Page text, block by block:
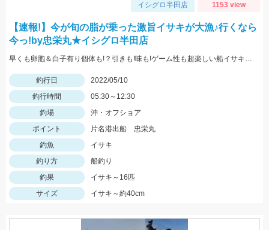
イシグロ半田店 1153 view
【速報!】今が旬の脂が乗った激旨イサキが大漁♪行くなら
今っ!by忠栄丸★イシグロ半田店
早くも卵胞＆白子有り個体も!？引きも!味も!ゲーム性も超楽しい船イサキ釣りみなさんもぜひ!!
釣行日
2022/05/10
釣行時間
05:30～12:30
釣場
沖・オフショア
ポイント
片名港出船 忠栄丸
釣魚
イサキ
釣り方
船釣り
釣果
イサキ～16匹
サイズ
イサキ～約40cm